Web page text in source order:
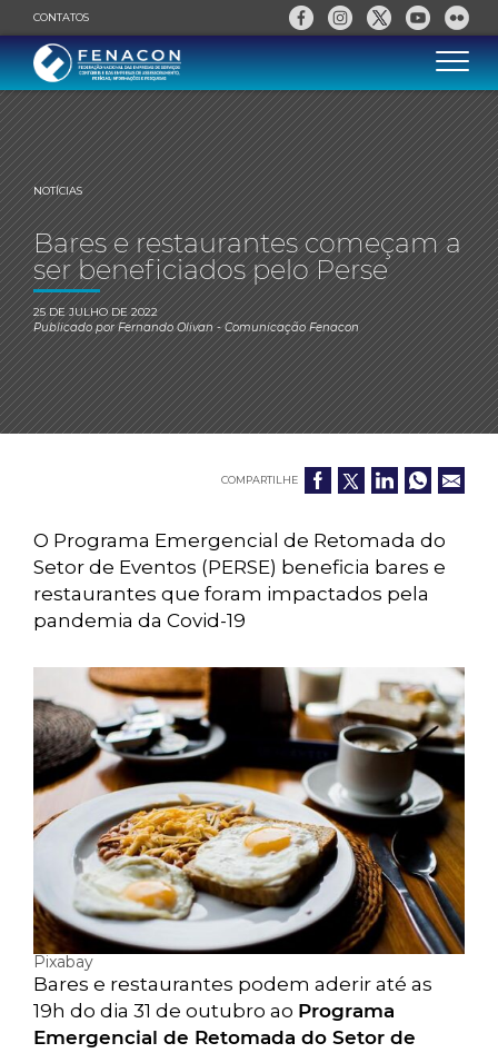
CONTATOS
NOTÍCIAS
Bares e restaurantes começam a
ser beneficiados pelo Perse
25 DE JULHO DE 2022
Publicado porFernando Olivan- Comunicação Fenacon
COMPARTILHE
O Programa Emergencial de Retomada do
Setor de Eventos (PERSE) beneficia bares e
restaurantes que foram impactados pela
pandemia da Covid-19
Pixabay
Bares e restaurantes podem aderir até as
19h do dia 31 de outubro ao Programa
Emergencial de Retomada do Setor de